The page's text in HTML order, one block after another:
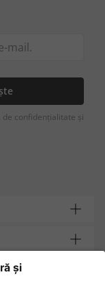
de confidențialitate și